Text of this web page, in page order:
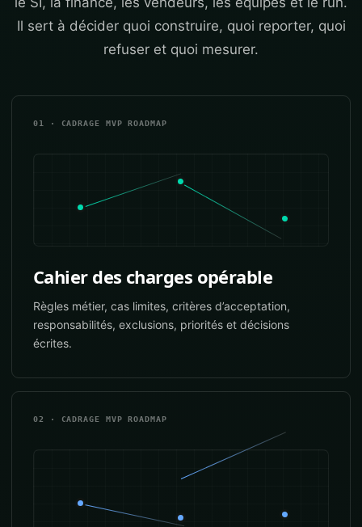
Il sert à décider quoi construire, quoi reporter, quoi
refuser et quoi mesurer.
01 · CADRAGE MVP ROADMAP
Cahier des charges opérable
Règles métier, cas limites, critères d’acceptation,
responsabilités, exclusions, priorités et décisions
écrites.
02 · CADRAGE MVP ROADMAP